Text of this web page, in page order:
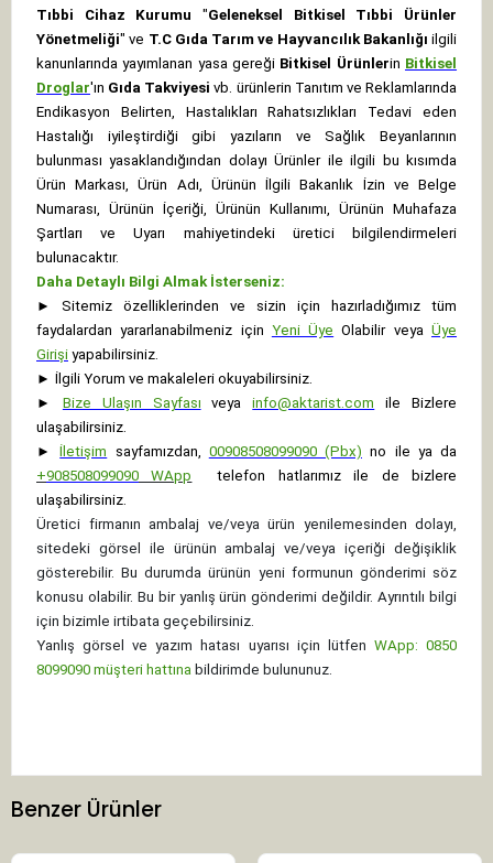
Tıbbi Cihaz Kurumu "Geleneksel Bitkisel Tıbbi Ürünler
Yönetmeliği" ve T.C Gıda Tarım ve Hayvancılık Bakanlığı ilgili
kanunlarında yayımlanan yasa gereği Bitkisel Ürünlerin Bitkisel
Droglar'ın Gıda Takviyesi vb. ürünlerin Tanıtım ve Reklamlarında
Endikasyon Belirten, Hastalıkları Rahatsızlıkları Tedavi eden
Hastalığı iyileştirdiği gibi yazıların ve Sağlık Beyanlarının
bulunması yasaklandığından dolayı Ürünler ile ilgili bu kısımda
Ürün Markası, Ürün Adı, Ürünün İlgili Bakanlık İzin ve Belge
Numarası, Ürünün İçeriği, Ürünün Kullanımı, Ürünün Muhafaza
Şartları ve Uyarı mahiyetindeki üretici bilgilendirmeleri
bulunacaktır.
Daha Detaylı Bilgi Almak İsterseniz:
►
Sitemiz özelliklerinden ve sizin için hazırladığımız tüm
faydalardan yararlanabilmeniz için Yeni Üye Olabilir veyaÜye
Girişi yapabilirsiniz.
► İlgili Yorum ve makaleleri okuyabilirsiniz.
►
Bize Ulaşın Sayfası veya info@aktarist.com
ile Bizlere
ulaşabilirsiniz.
►
İletişim sayfamızdan, 00908508099090 (Pbx) no ile ya da
+908508099090 WApp
telefon hatlarımız ile de bizlere
ulaşabilirsiniz.
Üretici firmanın ambalaj ve/veya ürün yenilemesinden dolayı,
sitedeki görsel ile ürünün ambalaj ve/veya içeriği değişiklik
gösterebilir. Bu durumda ürünün yeni formunun gönderimi söz
konusu olabilir. Bu bir yanlış ürün gönderimi değildir. Ayrıntılı bilgi
için bizimle irtibata geçebilirsiniz.
Yanlış görsel ve yazım hatası uyarısı için lütfen WApp: 0850
8099090 müşteri hattına bildirimde bulununuz.
Benzer Ürünler